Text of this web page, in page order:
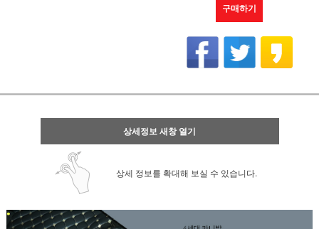
구매하기
상세정보 새창 열기
상세 정보를 확대해 보실 수 있습니다.